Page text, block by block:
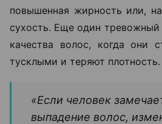
повышенная жирность или,
сухость. Еще один
качества волос, когда они
тусклыми и теряют плотность.
«Если человек
выпадение волос,